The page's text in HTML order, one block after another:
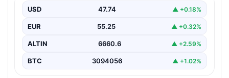
USD 47.74 ▲ +0.18%
EUR 55.25 ▲ +0.32%
ALTIN 6660.6 ▲ +2.59%
BTC 3094056 ▲ +1.02%